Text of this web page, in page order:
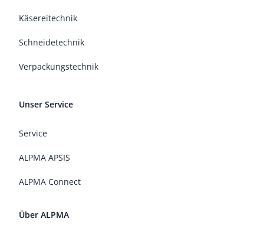
Käsereitechnik
Schneidetechnik
Verpackungstechnik
Unser Service
Service
ALPMA APSIS
ALPMA Connect
Über ALPMA